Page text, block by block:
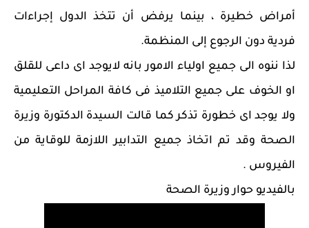
أمراض خطيرة ، بينما يرفض أن تتخذ الدول إجراءات
فردية دون الرجوع إلى المنظمة.
لذا ننوه الى جميع اولياء الامور بانه لايوجد اى داعى للقلق
او الخوف على جميع التلاميذ فى كافة المراحل التعليمية
ولا يوجد اى خطورة تذكر كما قالت السيدة الدكتورة وزيرة
الصحة وقد تم اتخاذ جميع التدابير اللازمة للوقاية من
الفيروس .
بالفيديو حوار وزيرة الصحة